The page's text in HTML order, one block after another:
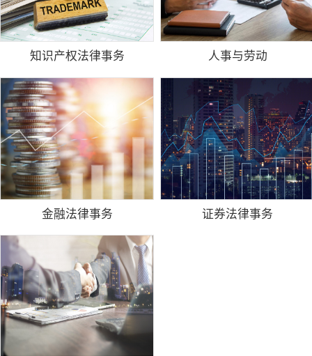
知识产权法律事务 人事与劳动
金融法律事务 证券法律事务